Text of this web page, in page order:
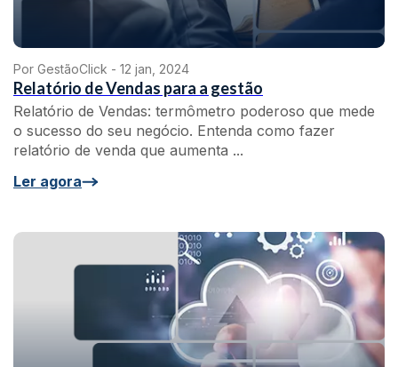
Por GestãoClick - 12 jan, 2024
Relatório de Vendas para a gestão
Relatório de Vendas: termômetro poderoso que mede
o sucesso do seu negócio. Entenda como fazer
relatório de venda que aumenta ...
Ler agora